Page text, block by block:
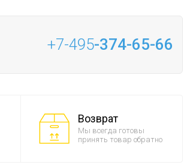
+7-495-374-65-66
Возврат
Мы всегда готовы
принять товар обратно